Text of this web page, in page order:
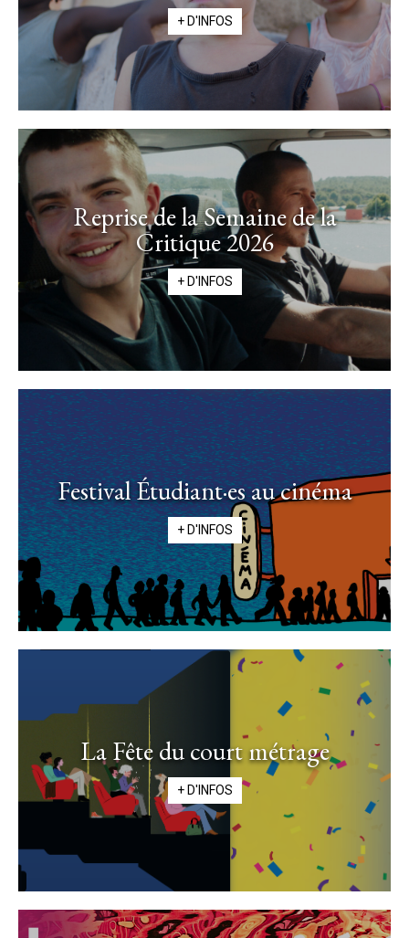
+ D'INFOS
Reprise de la Semaine de la
Critique 2026
+ D'INFOS
Festival Étudiant·es au cinéma
+ D'INFOS
La Fête du court métrage
+ D'INFOS